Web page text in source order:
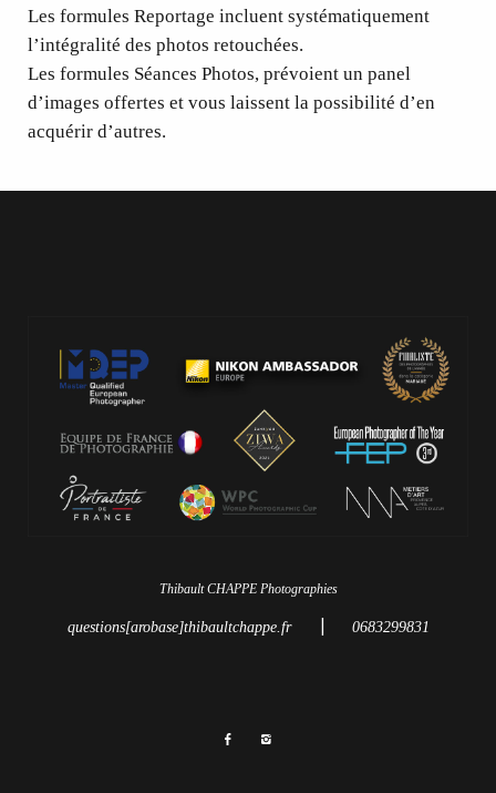
Les formules Reportage incluent systématiquement
l’intégralité des photos retouchées.
Les formules Séances Photos, prévoient un panel
d’images offertes et vous laissent la possibilité d’en
acquérir d’autres.
Thibault CHAPPE Photographies
questions[arobase]thibaultchappe.fr 0683299831